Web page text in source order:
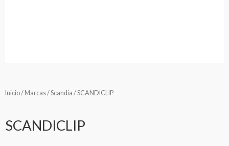
Inicio/ Marcas/Scandia / SCANDICLIP
SCANDICLIP